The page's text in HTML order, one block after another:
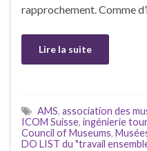
rapprochement. Comme
Lire la suite
AMS, association des
ICOM Suisse, ingénierie
Council of Museums,
DO LIST du "travail